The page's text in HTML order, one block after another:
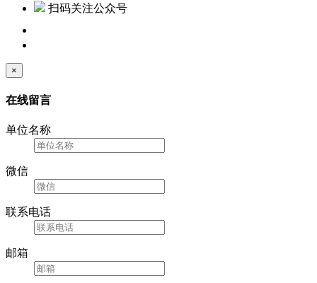
扫码关注公众号
×
在线留言
单位名称
微信
联系电话
邮箱